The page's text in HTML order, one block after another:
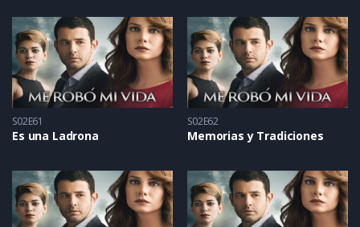
S02E61
Es una Ladrona
S02E62
Memorias y Tradiciones